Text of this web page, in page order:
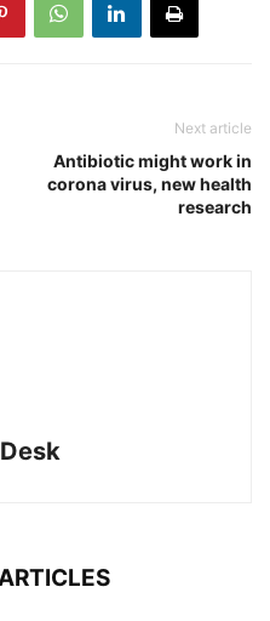
Next article
Antibiotic might work in
corona virus, new health
research